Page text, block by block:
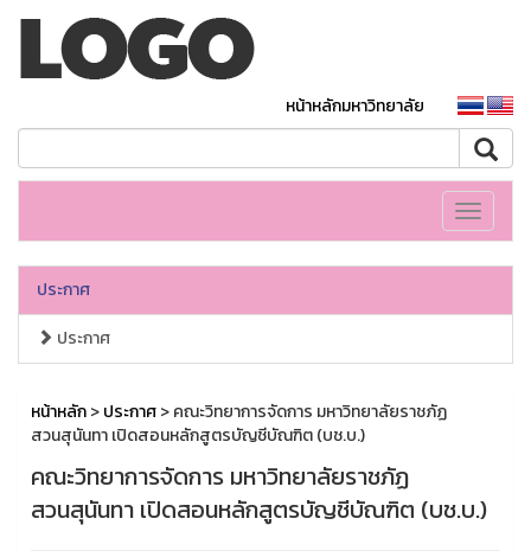
หน้าหลักมหาวิทยาลัย
Toggle
ประกาศ
ประกาศ
หน้าหลัก>ประกาศ> คณะวิทยาการจัดการ มหาวิทยาลัยราชภัฏ
สวนสุนันทา เปิดสอนหลักสูตรบัญชีบัณฑิต (บช.บ.)
คณะวิทยาการจัดการ มหาวิทยาลัยราชภัฏ
สวนสุนันทา เปิดสอนหลักสูตรบัญชีบัณฑิต (บช.บ.)